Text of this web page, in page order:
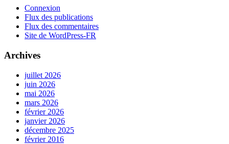
Connexion
Flux des publications
Flux des commentaires
Site de WordPress-FR
Archives
juillet 2026
juin 2026
mai 2026
mars 2026
février 2026
janvier 2026
décembre 2025
février 2016